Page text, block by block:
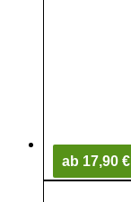
ab 17,90 €